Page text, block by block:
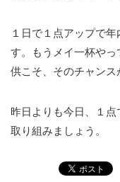
１日で１点アップで
す。もうメイ一杯や
供こそ、そのチャンス
昨日よりも今日、１
取り組みましょう。